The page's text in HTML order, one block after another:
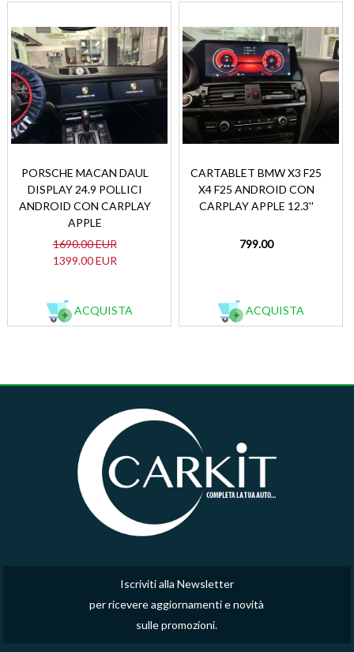
PORSCHE MACAN DAUL
DISPLAY 24.9 POLLICI
ANDROID CON CARPLAY
APPLE
1690.00 EUR
1399.00 EUR
ACQUISTA
CARTABLET BMW X3 F25
X4 F25 ANDROID CON
CARPLAY APPLE 12.3''
799.00
ACQUISTA
Iscriviti alla Newsletter
per ricevere aggiornamenti e novità
sulle promozioni.